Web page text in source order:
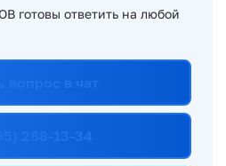
готовы ответить на любой